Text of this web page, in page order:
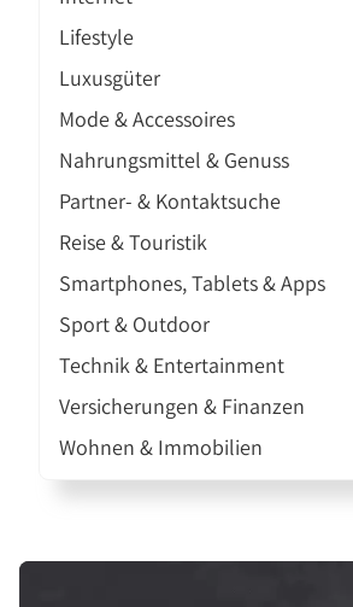
Lifestyle
Luxusgüter
Mode & Accessoires
Nahrungsmittel & Genuss
Partner- & Kontaktsuche
Reise & Touristik
Smartphones, Tablets & Apps
Sport & Outdoor
Technik & Entertainment
Versicherungen & Finanzen
Wohnen & Immobilien